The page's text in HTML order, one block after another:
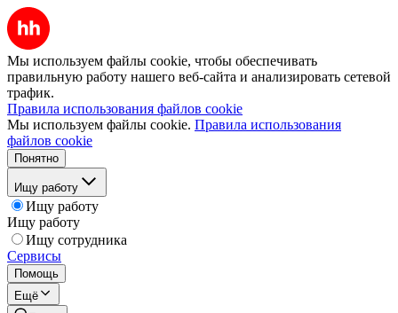
Мы используем файлы cookie, чтобы обеспечивать
правильную работу нашего веб-сайта и анализировать сетевой
трафик.
Правила использования файлов cookie
Мы используем файлы cookie. Правила использования
файлов cookie
Понятно
Ищу работу
Ищу работу
Ищу работу
Ищу сотрудника
Сервисы
Помощь
Ещё